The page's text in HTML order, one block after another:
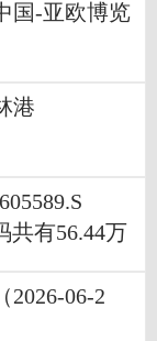
国-亚欧博览
港
共有56.44万
2026-06-2